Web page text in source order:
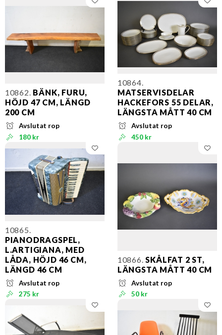
10862. BÄNK, FURU,
HÖJD 47 CM, LÄNGD
200 CM
Avslutat rop
180 kr
10864.
MATSERVISDELAR
HACKEFORS 55 DELAR,
LÄNGSTA MÅTT 40 CM
Avslutat rop
450 kr
10865.
PIANODRAGSPEL,
L.ARTIGIANA, MED
LÅDA, HÖJD 46 CM,
LÄNGD 46 CM
Avslutat rop
275 kr
10866. SKÅLFAT 2 ST,
LÄNGSTA MÅTT 40 CM
Avslutat rop
50 kr